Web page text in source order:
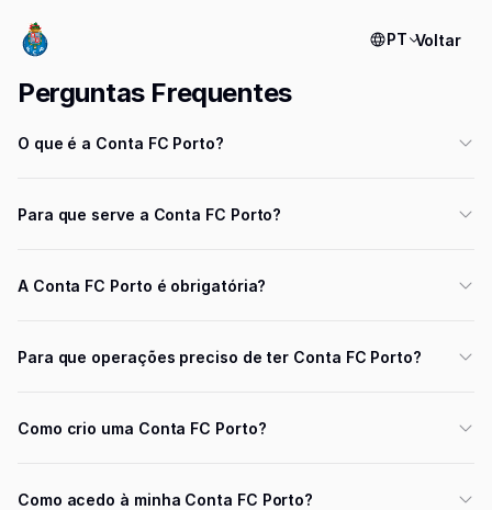
PT Voltar
Perguntas Frequentes
O que é a Conta FC Porto?
Para que serve a Conta FC Porto?
A Conta FC Porto é obrigatória?
Para que operações preciso de ter Conta FC Porto?
Como crio uma Conta FC Porto?
Como acedo à minha Conta FC Porto?